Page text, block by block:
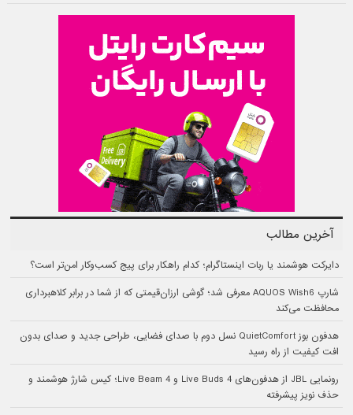
آخرین مطالب
دایرکت هوشمند یا ربات اینستاگرام؛ کدام راهکار برای پیج کسب‌وکار امن‌تر است؟
شارپ AQUOS Wish6 معرفی شد؛ گوشی ارزان‌قیمتی که از شما در برابر کلاهبرداری
محافظت می‌کند
هدفون بوز QuietComfort نسل دوم با صدای فضایی، طراحی جدید و صدای بدون
افت کیفیت از راه رسید
رونمایی JBL از هدفون‌های Live Buds 4 و Live Beam 4؛ کیس شارژ هوشمند و
حذف نویز پیشرفته